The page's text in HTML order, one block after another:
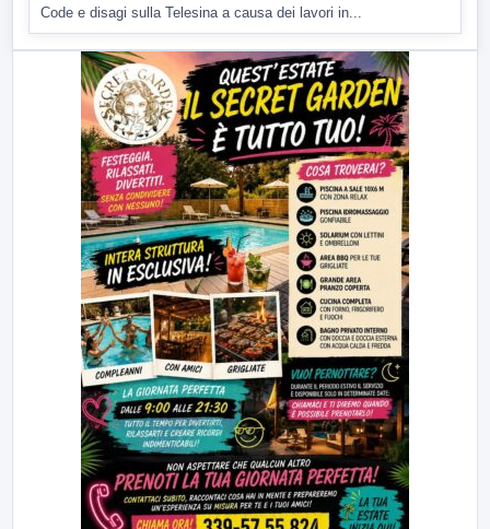
Code e disagi sulla Telesina a causa dei lavori in...